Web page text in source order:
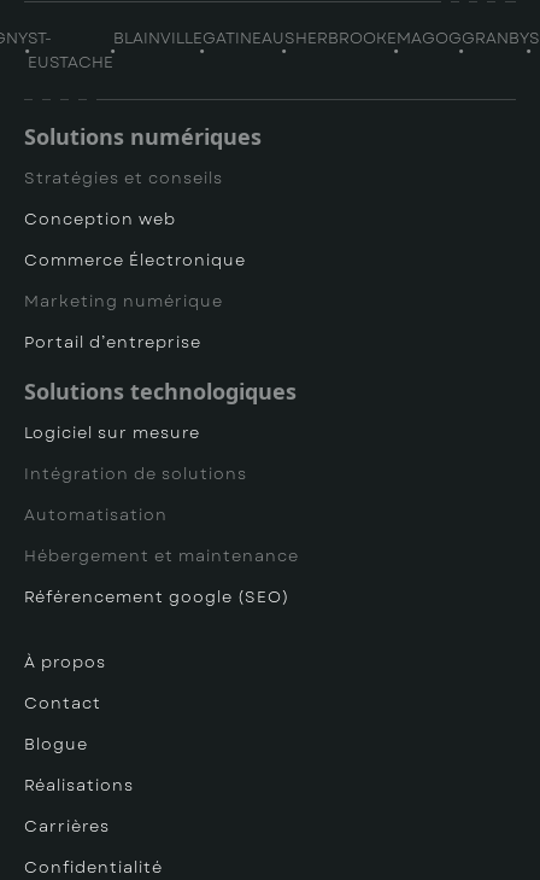
ST-
EUSTACHE
BLAINVILLEGATINEAUSHERBROOKEMAGOGGRANBY
Solutions numériques
Stratégies et conseils
Conception web
Commerce Électronique
Marketing numérique
Portail d’entreprise
Solutions technologiques
Logiciel sur mesure
Intégration de solutions
Automatisation
Hébergement et maintenance
Référencement google (SEO)
À propos
Contact
Blogue
Réalisations
Carrières
Confidentialité